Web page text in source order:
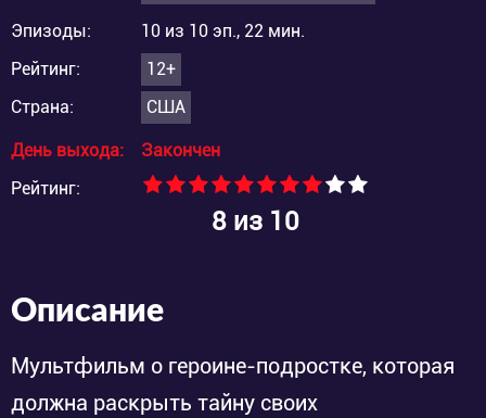
Эпизоды:
10 из 10 эп., 22 мин.
Рейтинг:
12+
Страна:
США
День выхода:
Закончен
Рейтинг:
8из 10
Описание
Мультфильм о героине-подростке, которая
должна раскрыть тайну своих